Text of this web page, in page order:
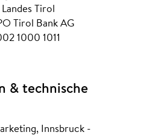
Tirol
Tirol Bank AG
1000 1011
& technische
Innsbruck -